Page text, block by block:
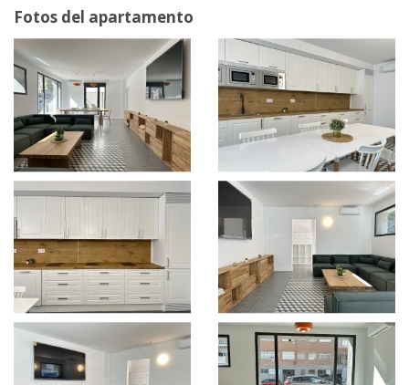
Fotos del apartamento